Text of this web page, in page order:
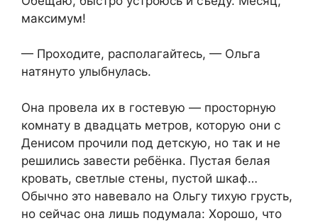
максимум!
— Проходите, располагайтесь, — Ольга
натянуто улыбнулась.
Она провела их в гостевую — просторную
комнату в двадцать метров, которую они с
Денисом прочили под детскую, но так и не
решились завести ребёнка. Пустая белая
кровать, светлые стены, пустой шкаф…
Обычно это навевало на Ольгу тихую грусть,
но сейчас она лишь подумала: Хорошо, что